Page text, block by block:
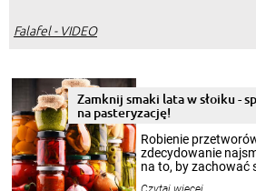
Falafel - VIDEO
Zamknij smaki lata w słoiku -
na pasteryzację!
Robienie
zdecydowanie
na to, by zachować